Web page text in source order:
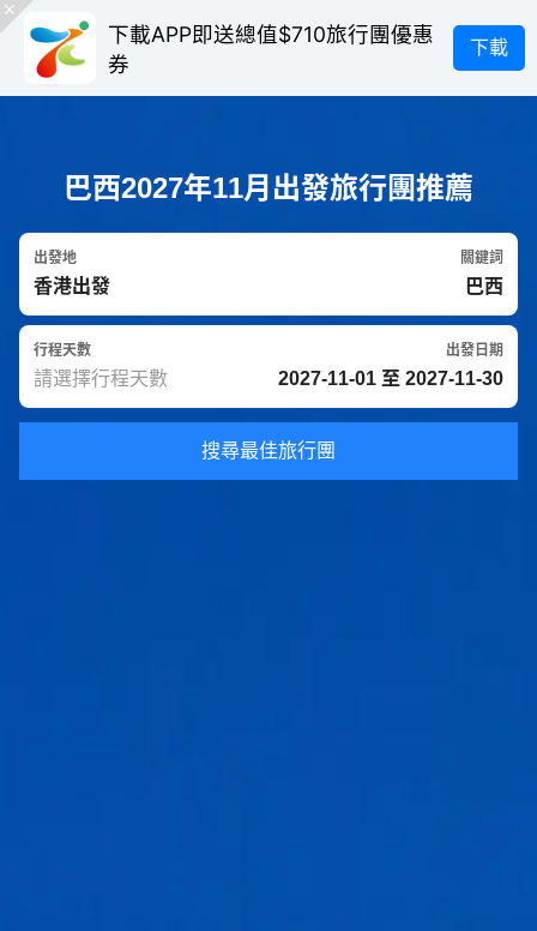
下載APP即送總值$710旅行團優惠
券
下載
巴西2027年11月出發旅行團推薦
出發地 關鍵詞
出發日期
行程天數
搜尋最佳旅行團